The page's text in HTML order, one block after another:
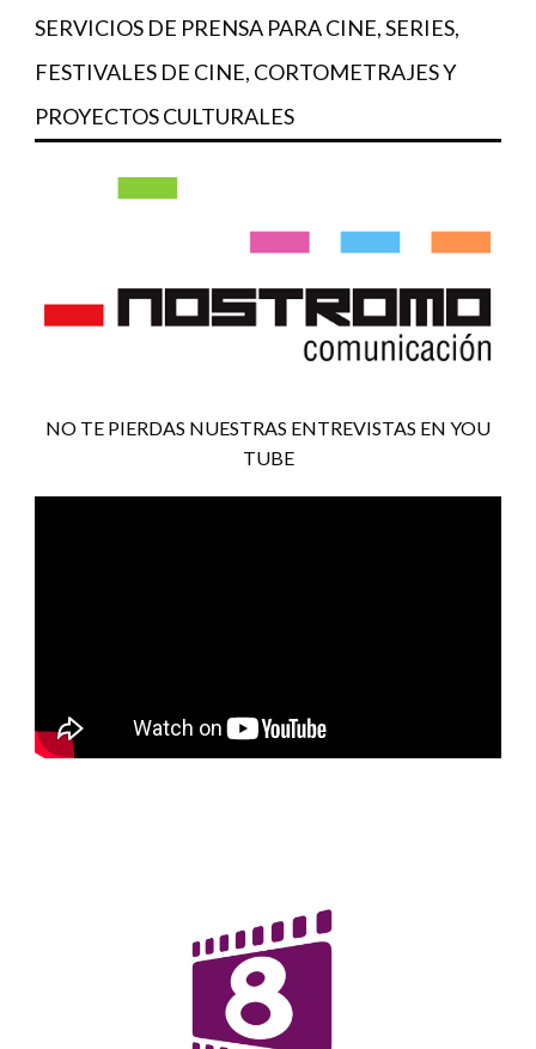
SERVICIOS DE PRENSA PARA CINE, SERIES,
FESTIVALES DE CINE, CORTOMETRAJES Y
PROYECTOS CULTURALES
NO TE PIERDAS NUESTRAS ENTREVISTAS EN YOU
TUBE